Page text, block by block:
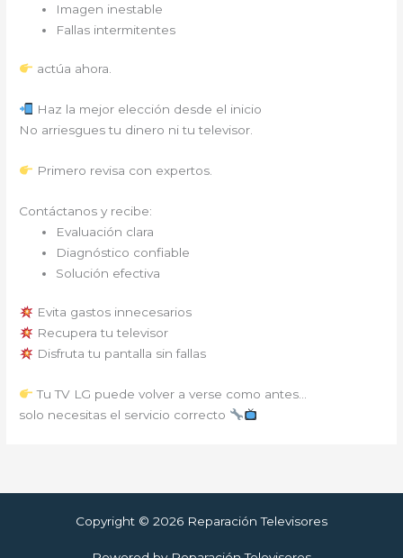
Imagen inestable
Fallas intermitentes
actúa ahora.
Haz la mejor elección desde el inicio
No arriesgues tu dinero ni tu televisor.
Primero revisa con expertos.
Contáctanos y recibe:
Evaluación clara
Diagnóstico confiable
Solución efectiva
Evita gastos innecesarios
Recupera tu televisor
Disfruta tu pantalla sin fallas
Tu TV LG puede volver a verse como antes…
solo necesitas el servicio correcto
Copyright © 2026 Reparación Televisores